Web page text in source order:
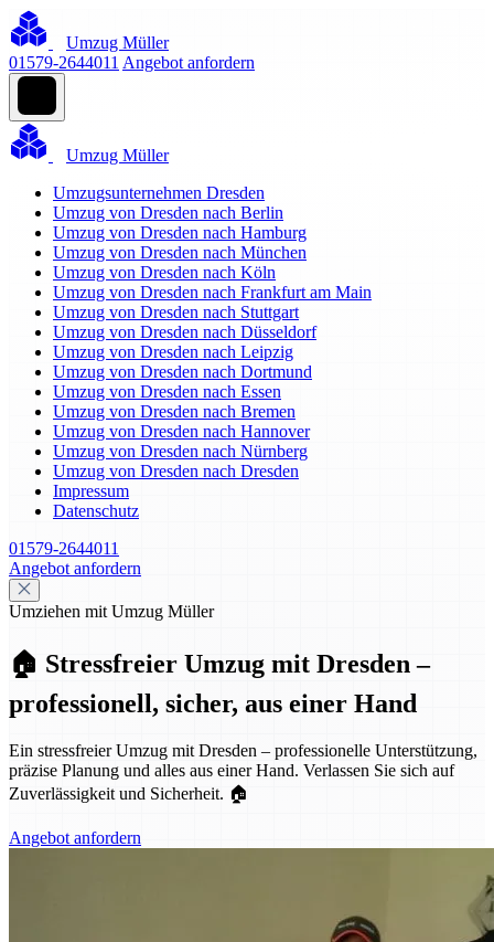
Umzug Müller
01579-2644011 Angebot anfordern
Umzug Müller
Umzugsunternehmen Dresden
Umzug von Dresden nach Berlin
Umzug von Dresden nach Hamburg
Umzug von Dresden nach München
Umzug von Dresden nach Köln
Umzug von Dresden nach Frankfurt am Main
Umzug von Dresden nach Stuttgart
Umzug von Dresden nach Düsseldorf
Umzug von Dresden nach Leipzig
Umzug von Dresden nach Dortmund
Umzug von Dresden nach Essen
Umzug von Dresden nach Bremen
Umzug von Dresden nach Hannover
Umzug von Dresden nach Nürnberg
Umzug von Dresden nach Dresden
Impressum
Datenschutz
01579-2644011
Angebot anfordern
Umziehen mit Umzug Müller
🏠 Stressfreier Umzug mit Dresden –
professionell, sicher, aus einer Hand
Ein stressfreier Umzug mit Dresden – professionelle Unterstützung,
präzise Planung und alles aus einer Hand. Verlassen Sie sich auf
Zuverlässigkeit und Sicherheit. 🏠
Angebot anfordern